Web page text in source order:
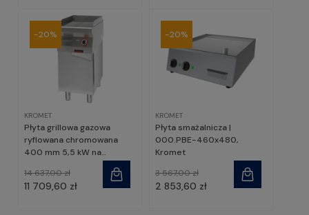
KROMET
Płyta grillowa gazowa
ryflowana chromowana
400 mm 5,5 kW na
zamkniętej | 700.PBG-
400R, Kromet
11 709,60 zł
14 637,00 zł
-20%
KROMET
Płyta smażalnicza |
000.PBE-460x480,
Kromet
2 853,60 zł
3 567,00 zł
-20%